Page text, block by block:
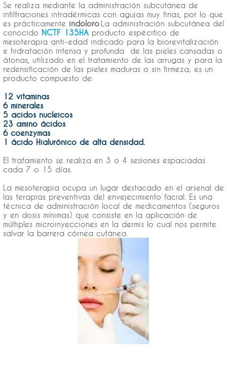
Se realiza mediante la administración subcutánea de
infiltraciones intradérmicas con agujas muy finas, por lo que
es prácticamente indoloro .La administración subcutánea del
conocido NCTF 135HA producto espécifico de
mesoterapia anti-edad indicado para la biorevitalización
e hidratación intensa y profunda de las pieles cansadas o
átonas, utilizado en el tratamiento de las arrugas y para la
redensificación de las pieles maduras o sin firmeza; es un
producto compuesto de:
12 vitaminas
6 minerales
5 acidos nucleicos
23 amino ácidos
6 coenzymas
1 ácido Hialurónico de alta densidad.
El tratamiento se realiza en 3 o 4 sesiones espaciadas
cada 7 o 15 días.
La mesoterapia ocupa un lugar destacado en el arsenal de
las terapias preventivas del envejecimiento facial. Es una
técnica de administración local de medicamentos (seguros
y en dosis mínimas) que consiste en la aplicación de
múltiples microinyecciones en la dermis lo cual nos permite
salvar la barrera córnea cutánea.